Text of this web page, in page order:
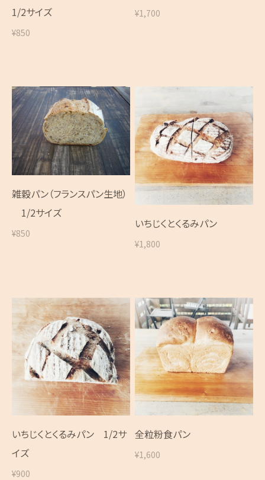
1/2サイズ
¥850
¥1,700
雑穀パン（フランスパン生地）
1/2サイズ
¥850
いちじくとくるみパン
¥1,800
いちじくとくるみパン 1/2サ
イズ
¥900
全粒粉食パン
¥1,600